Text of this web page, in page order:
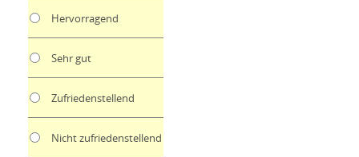
Hervorragend
Sehr gut
Zufriedenstellend
Nicht zufriedenstellend